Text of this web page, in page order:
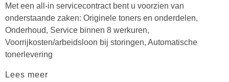
Met een all-in servicecontract bent u voorzien van
onderstaande zaken: Originele toners en onderdelen,
Onderhoud, Service binnen 8 werkuren,
Voorrijkosten/arbeidsloon bij storingen, Automatische
tonerlevering
Lees meer